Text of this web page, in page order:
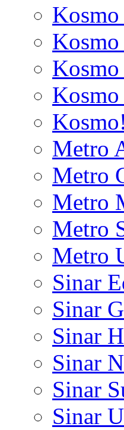
Kosmo
Kosmo
Metro
Metro
Metro
Metro
Metro
Sinar
Sinar
Sinar
Sinar
Sinar
Sinar